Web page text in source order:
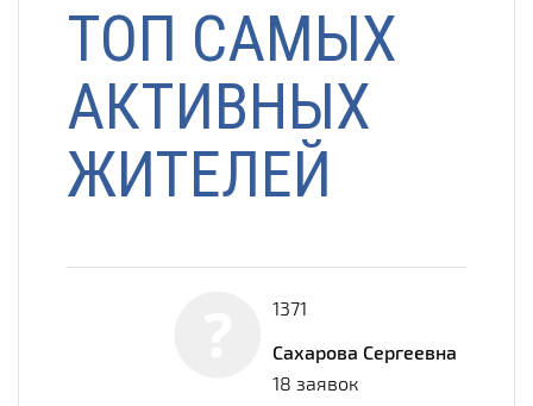
ТОП САМЫХ
АКТИВНЫХ
ЖИТЕЛЕЙ
1371
Сахарова Сергеевна
18 заявок